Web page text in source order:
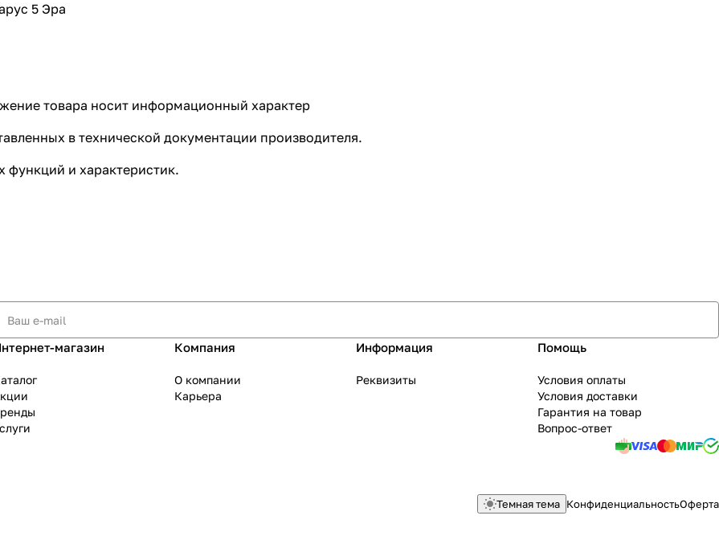
5 Эра
товара носит информационный характер
в технической документации производителя.
и характеристик.
магазин Компания
О компании
Карьера
Информация
Реквизиты
Помощь
Условия оплаты
Условия доставки
Гарантия на товар
Вопрос-ответ
Темная тема КонфиденциальностьОферта